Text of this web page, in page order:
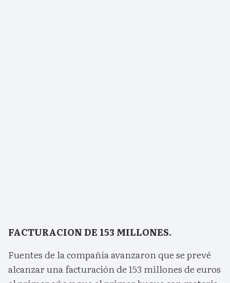
FACTURACION DE 153 MILLONES.
Fuentes de la compañía avanzaron que se prevé
alcanzar una facturación de 153 millones de euros